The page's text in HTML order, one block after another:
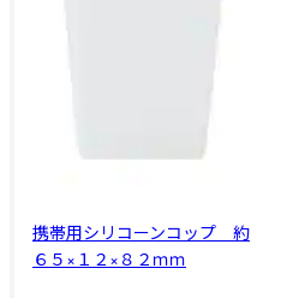
携帯用シリコーンコップ 約
６５×１２×８２ｍｍ